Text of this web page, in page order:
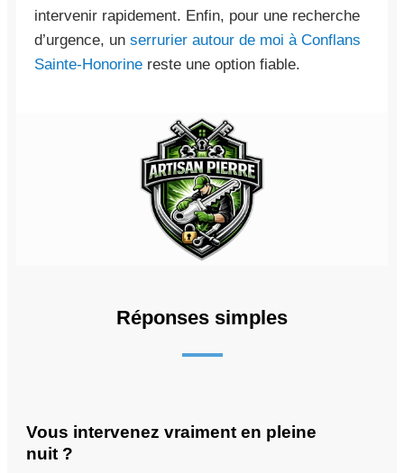
intervenir rapidement. Enfin, pour une recherche
d’urgence, un serrurier autour de moi à Conflans
Sainte-Honorine reste une option fiable.
Réponses simples
Vous intervenez vraiment en pleine
nuit ?